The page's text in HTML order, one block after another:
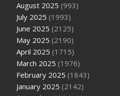
August 2025 (993)
July 2025 (1993)
June 2025 (2125)
May 2025 (2190)
April 2025 (1715)
March 2025 (1976)
February 2025 (1843)
January 2025 (2142)